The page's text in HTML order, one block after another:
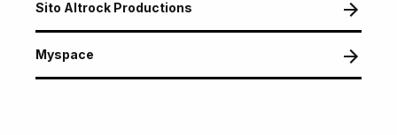
Sito Altrock Productions
Myspace